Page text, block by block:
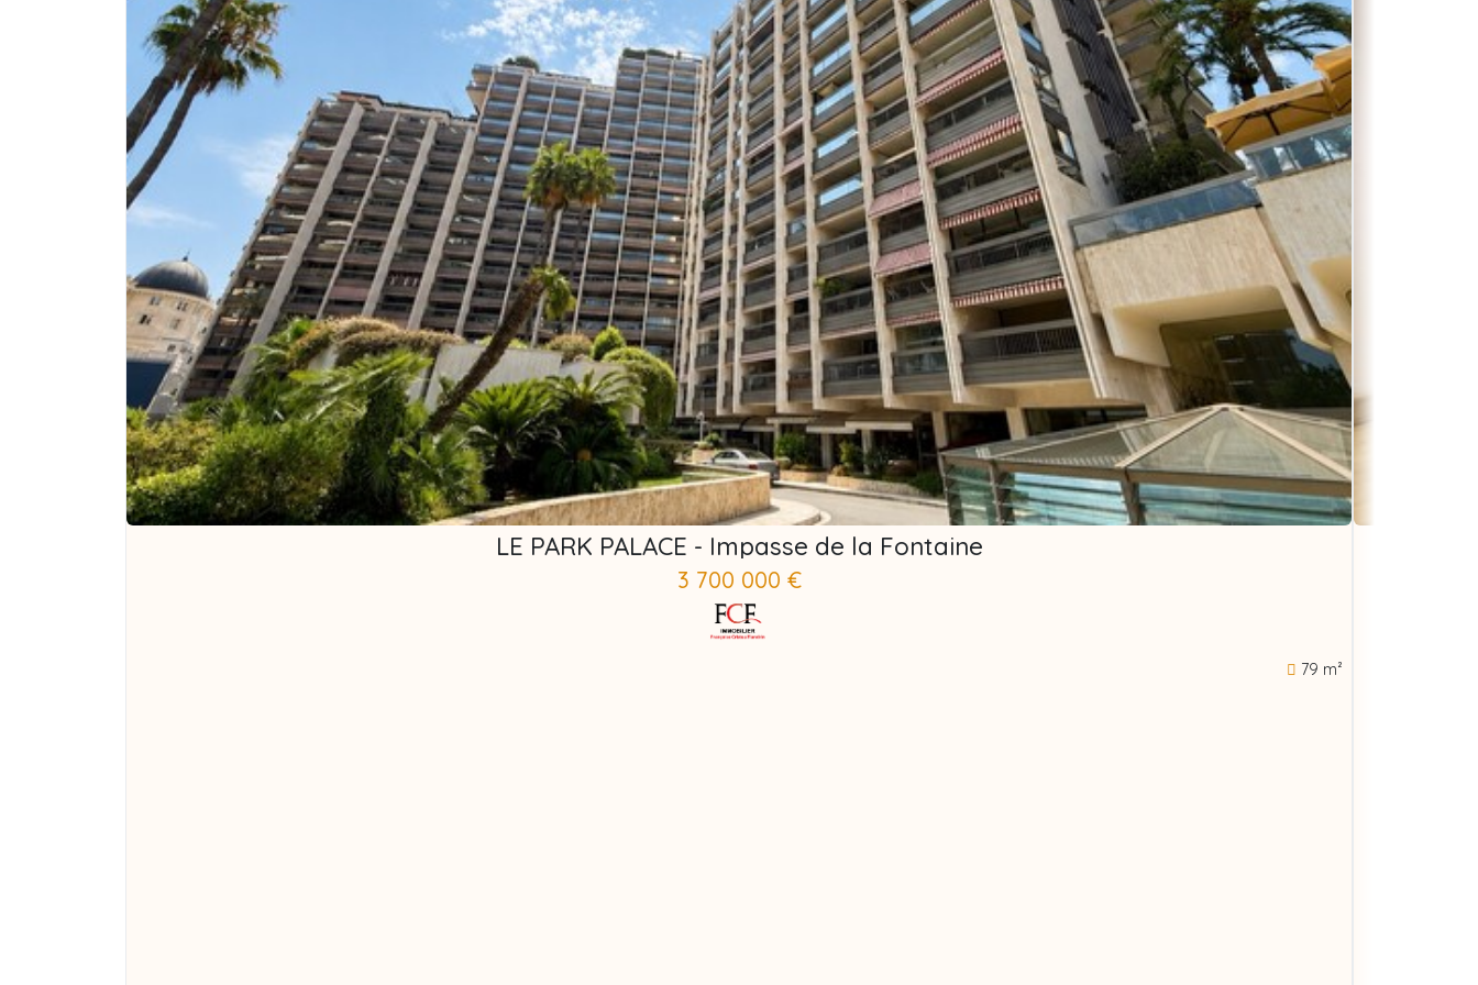
LE PARK PALACE - Impasse de la Fontaine
3 700 000 €
79 m²